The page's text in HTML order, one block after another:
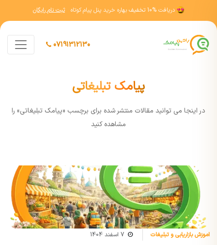
دریافت 10% تخفیف بهاره خرید پنل پیام کوتاه ثبت نام رایگان
07191312130
پیامک تبلیغاتی
در اينجا مي توانيد مقالات منتشر شده برای برچسب «پیامک تبلیغاتی» را
مشاهده کنيد
اموزش بازاریابی و تبلیغات 7 اسفند 1404